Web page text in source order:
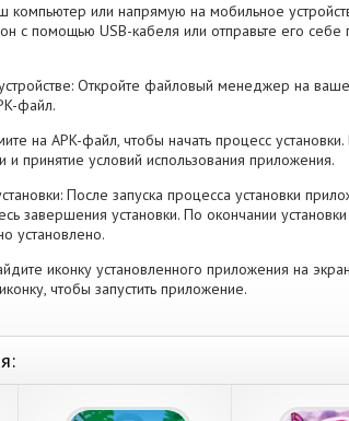
компьютер или напрямую на мобильное
с помощью USB-кабеля или отправьте его себе
Откройте файловый менеджер на
файл.
на APK-файл, чтобы начать процесс
и принятие условий использования приложения.
После запуска процесса установки
завершения установки. По окончании
установлено.
иконку установленного приложения на
чтобы запустить приложение.